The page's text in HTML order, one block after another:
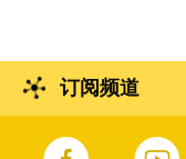
订阅频道